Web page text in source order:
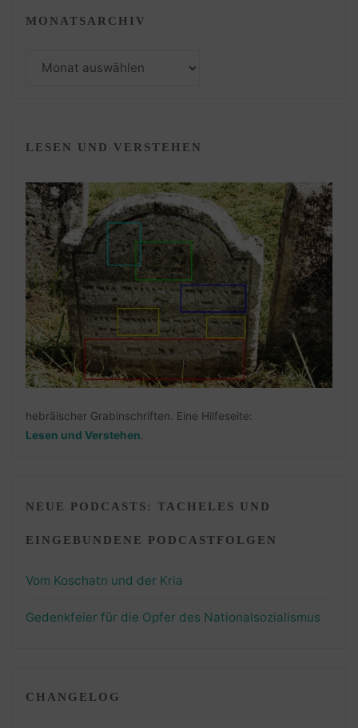
MONATSARCHIV
Monatsarchiv
LESEN UND VERSTEHEN
hebräischer Grabinschriften. Eine Hilfeseite:
Lesen und Verstehen
NEUE PODCASTS: TACHELES UND
EINGEBUNDENE PODCASTFOLGEN
Vom Koschatn und der Kria
Gedenkfeier für die Opfer des Nationalsozialismus
CHANGELOG